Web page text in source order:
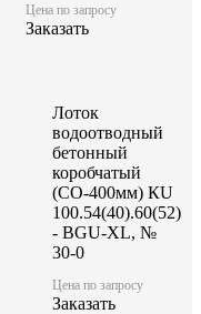
1 000
Цена по запросу
Заказать
Лоток
водоотводный
бетонный
коробчатый
(СО-400мм) КU
100.54(40).60(52)
- BGU-XL, №
30-0
Цена по запросу
Заказать